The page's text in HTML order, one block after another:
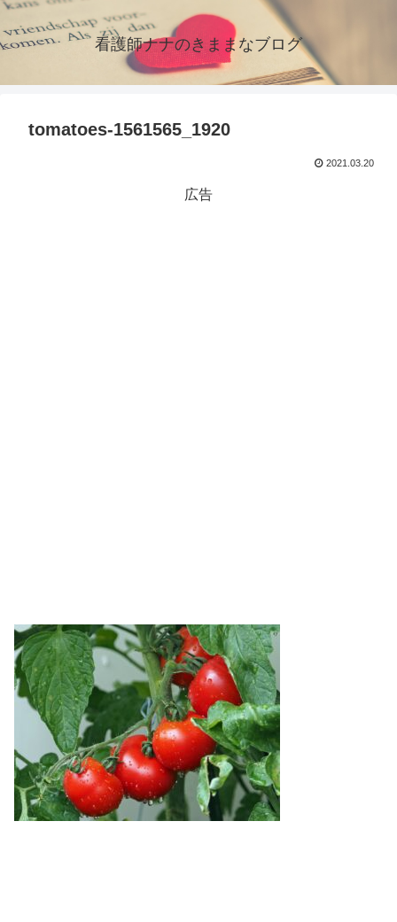
看護師ナナのきままなブログ
tomatoes-1561565_1920
2021.03.20
広告